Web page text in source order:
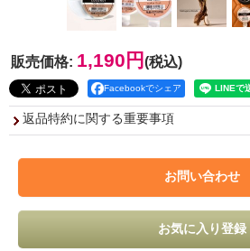
販売価格: 1,190円 (税込)
Facebookでシェア
返品特約に関する重要事項